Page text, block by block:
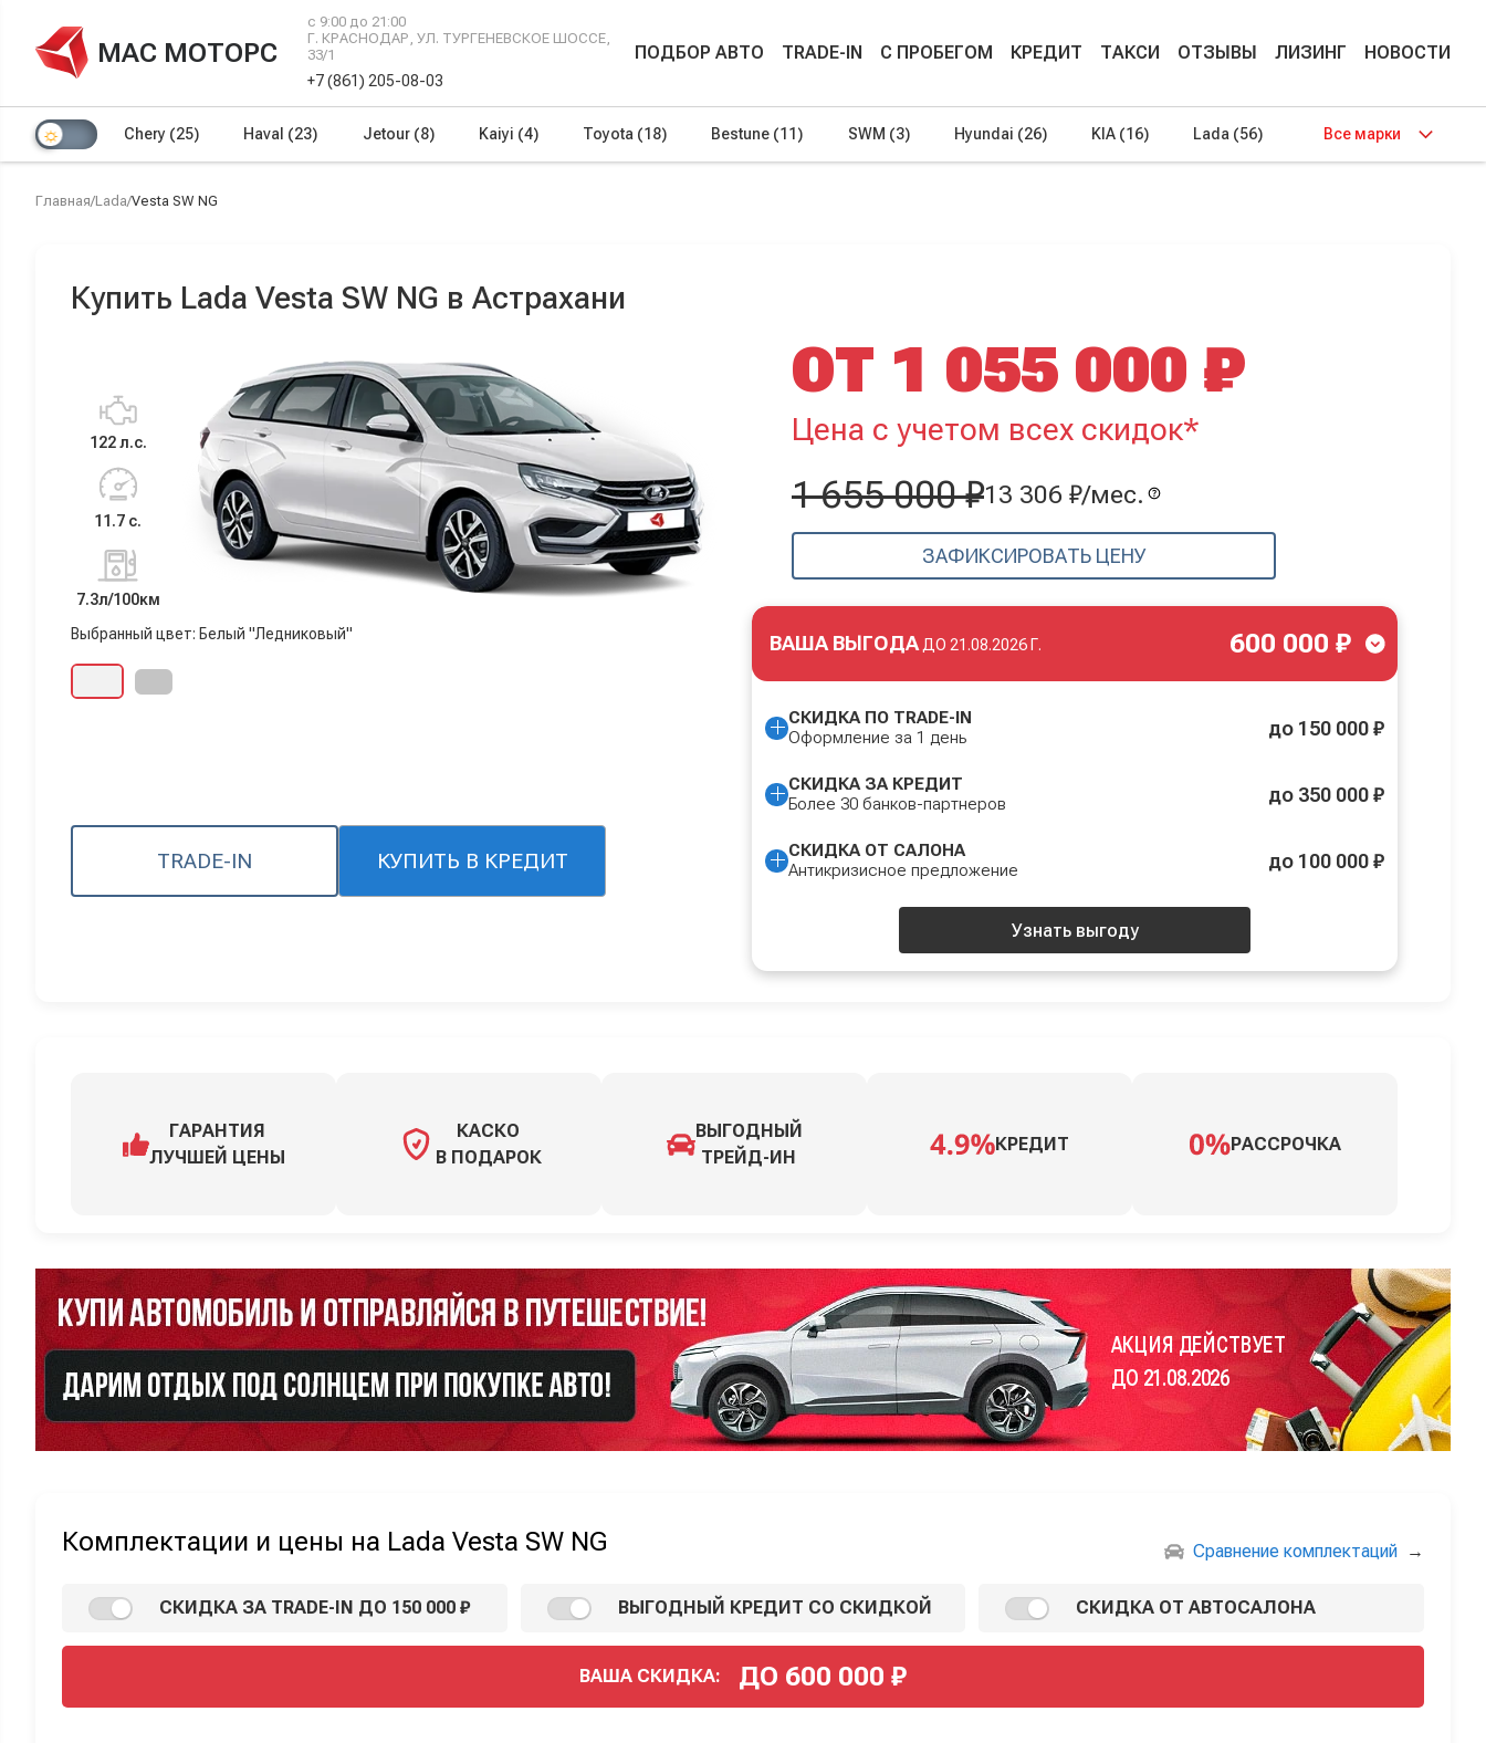
МАС МОТОРС
с 9:00 до 21:00
Г. КРАСНОДАР, УЛ. ТУРГЕНЕВСКОЕ ШОССЕ,
33/1
+7 (861) 205-08-03
ПОДБОР АВТО TRADE-IN С ПРОБЕГОМ КРЕДИТ ТАКСИ ОТЗЫВЫ ЛИЗИНГ НОВОСТИ
Chery (25) Haval (23) Jetour (8) Kaiyi (4) Toyota (18) Bestune (11) SWM (3) Hyundai (26) KIA (16) Lada (56) Все марки
Главная/Lada/Vesta SW NG
Купить Lada Vesta SW NG в Астрахани
122 л.с.
11.7 с.
7.3л/100км
Выбранный цвет: Белый "Ледниковый"
TRADE-IN КУПИТЬ В КРЕДИТ
ОТ 1 055 000 ₽
Цена с учетом всех скидок*
1 655 000 ₽13 306 ₽/мес.
ЗАФИКСИРОВАТЬ ЦЕНУ
ВАША ВЫГОДА ДО 21.08.2026 Г. 600 000 ₽
СКИДКА ПО TRADE-IN
Оформление за 1 день
до 150 000 ₽
СКИДКА ЗА КРЕДИТ
Более 30 банков-партнеров
до 350 000 ₽
СКИДКА ОТ САЛОНА
Антикризисное предложение
до 100 000 ₽
Узнать выгоду
ГАРАНТИЯ
ЛУЧШЕЙ ЦЕНЫ
КАСКО
В ПОДАРОК
ВЫГОДНЫЙ
ТРЕЙД-ИН
КРЕДИТ РАССРОЧКА
АКЦИЯ ДЕЙСТВУЕТ
ДО 21.08.2026
Комплектации и цены на Lada Vesta SW NG Сравнение комплектаций →
СКИДКА ЗА TRADE-IN ДО 150 000 ₽ ВЫГОДНЫЙ КРЕДИТ СО СКИДКОЙ СКИДКА ОТ АВТОСАЛОНА
ВАША СКИДКА: ДО 600 000 ₽